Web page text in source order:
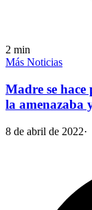
2 min
Más Noticias
Madre se
la amenazaba
8 de abril de 2022·